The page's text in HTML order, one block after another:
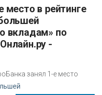
вкладам» по
-
занял 1-е место